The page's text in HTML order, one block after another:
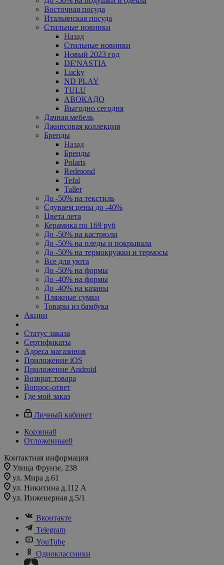
Восточная посуда
Итальянская посуда
Стильные новинки
Назад
Стильные новинки
Новый 2023 год
DE'NASTIA
Lucky
ND PLAY
TULU
АВОКАДО
Выгодно сегодня
Дачная мебель
Джинсовая коллекция
Бренды
Назад
Бренды
Polaris
Redmond
Tefal
Taller
До -50% на текстиль
Сдуваем цены до -40%
Цвета лета
Керамика по 169 руб
До -50% на кастрюли
До -50% на пледы и покрывала
До -50% на термокружки и термосы
Все для уюта
До -50% на формы
До -40% на формы
До -40% на казаны
Пляжные сумки
Товары из бамбука
Акции
Статус заказа
Сертификаты
Адреса магазинов
Приложение iOS
Приложение Android
Возврат товара
Вопрос-ответ
Где мой заказ
Личный кабинет
Корзина0
Отложенные0
Контактная информация
Улица Фрунзе, 238​
ул. Мира д.61
ул. Никитина д.112 А
ул. Инженерная д.5/1
Вконтакте
Telegram
YouTube
Одноклассники